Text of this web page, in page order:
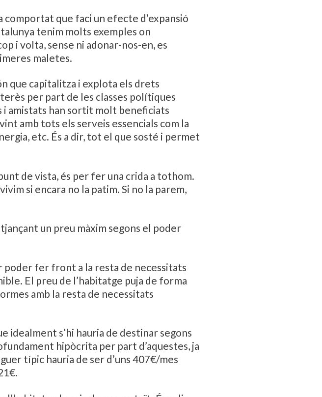
comportat que faci un efecte d’expansió
tenim molts exemples on
i volta, sense ni adonar-nos-en, es
maletes.
que capitalitza i explota els drets
per part de les classes polítiques
i amistats han sortit molt beneficiats
amb tots els serveis essencials com la
etc. És a dir, tot el que sosté i permet
de vista, és per fer una crida a tothom.
si encara no la patim. Si no la parem,
un preu màxim segons el poder
poder fer front a la resta de necessitats
El preu de l’habitatge puja de forma
amb la resta de necessitats
idealment s’hi hauria de destinar segons
hipòcrita per part d’aquestes, ja
típic hauria de ser d’uns 407€/mes